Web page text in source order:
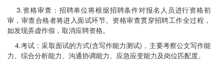
3.资格审查：招聘单位将根据招聘条件对报名人员进行资格初
审，审查合格者将进入面试环节。资格审查贯穿招聘工作全过程，
如发现弄虚作假，取消应聘资格。
4.考试：采取面试的方式(含写作能力测试)，主要考察公文写作能
力、综合分析能力、沟通协调能力、应急应变能力及岗位匹配度。